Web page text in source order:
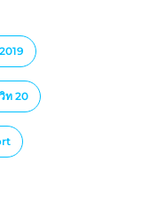
ท 20